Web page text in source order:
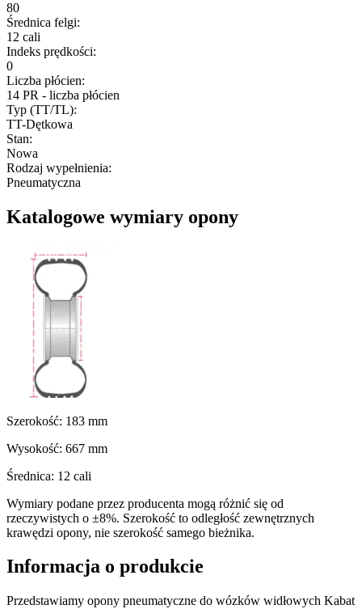
80
Średnica felgi:
12 cali
Indeks prędkości:
0
Liczba płócien:
14 PR - liczba płócien
Typ (TT/TL):
TT-Dętkowa
Stan:
Nowa
Rodzaj wypełnienia:
Pneumatyczna
Katalogowe wymiary opony
Szerokość: 183 mm
Wysokość: 667 mm
Średnica: 12 cali
Wymiary podane przez producenta mogą różnić się od
rzeczywistych o ±8%. Szerokość to odległość zewnętrznych
krawędzi opony, nie szerokość samego bieżnika.
Informacja o produkcie
Przedstawiamy opony pneumatyczne do wózków widłowych Kabat